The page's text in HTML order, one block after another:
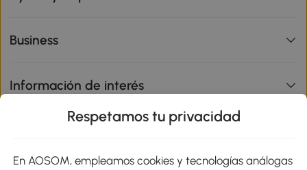
Business
Información de interés
Respetamos tu privacidad
En AOSOM, empleamos cookies y tecnologías análogas